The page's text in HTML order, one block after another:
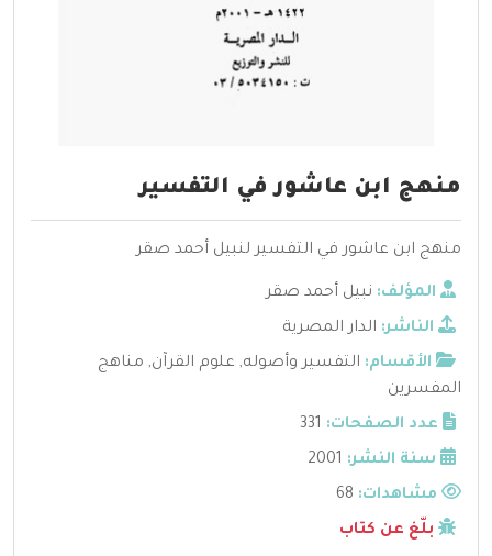
منهج ابن عاشور في التفسير
منهج ابن عاشور في التفسير لنبيل أحمد صقر
المؤلف: نبيل أحمد صقر
الناشر: الدار المصرية
الأقسام: التفسير وأصوله, علوم القرآن, مناهج
المفسرين
عدد الصفحات: 331
سنة النشر: 2001
مشاهدات:
بلّغ عن كتاب